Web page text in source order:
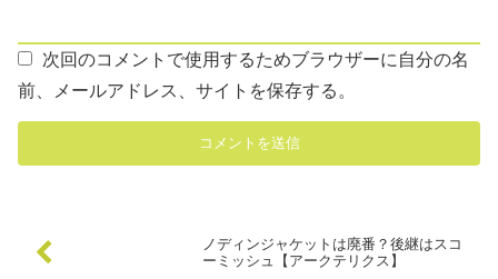
次回のコメントで使用するためブラウザーに自分の名
前、メールアドレス、サイトを保存する。
ノディンジャケットは廃番？後継はスコ
ーミッシュ【アークテリクス】